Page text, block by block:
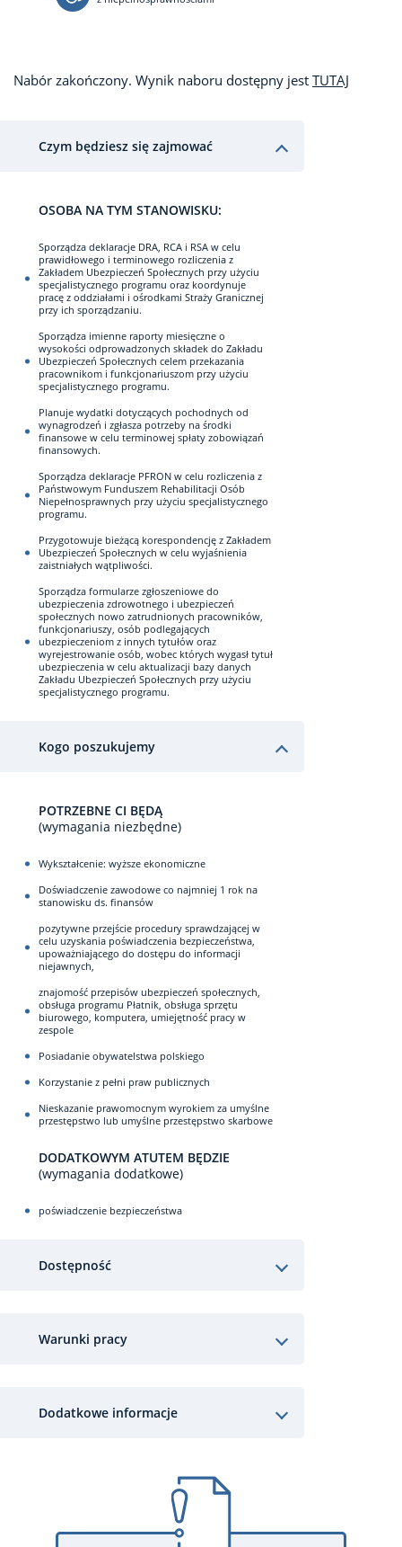
Nabór zakończony. Wynik naboru dostępny jest TUTAJ
Czym będziesz się zajmować
OSOBA NA TYM STANOWISKU:
Sporządza deklaracje DRA, RCA i RSA w celu
prawidłowego i terminowego rozliczenia z
Zakładem Ubezpieczeń Społecznych przy użyciu
specjalistycznego programu oraz koordynuje
pracę z oddziałami i ośrodkami Straży Granicznej
przy ich sporządzaniu.
Sporządza imienne raporty miesięczne o
wysokości odprowadzonych składek do Zakładu
Ubezpieczeń Społecznych celem przekazania
pracownikom i funkcjonariuszom przy użyciu
specjalistycznego programu.
Planuje wydatki dotyczących pochodnych od
wynagrodzeń i zgłasza potrzeby na środki
finansowe w celu terminowej spłaty zobowiązań
finansowych.
Sporządza deklaracje PFRON w celu rozliczenia z
Państwowym Funduszem Rehabilitacji Osób
Niepełnosprawnych przy użyciu specjalistycznego
programu.
Przygotowuje bieżącą korespondencję z Zakładem
Ubezpieczeń Społecznych w celu wyjaśnienia
zaistniałych wątpliwości.
Sporządza formularze zgłoszeniowe do
ubezpieczenia zdrowotnego i ubezpieczeń
społecznych nowo zatrudnionych pracowników,
funkcjonariuszy, osób podlegających
ubezpieczeniom z innych tytułów oraz
wyrejestrowanie osób, wobec których wygasł tytuł
ubezpieczenia w celu aktualizacji bazy danych
Zakładu Ubezpieczeń Społecznych przy użyciu
specjalistycznego programu.
Kogo poszukujemy
POTRZEBNE CI BĘDĄ
(wymagania niezbędne)
Wykształcenie: wyższe ekonomiczne
Doświadczenie zawodowe co najmniej 1 rok na
stanowisku ds. finansów
pozytywne przejście procedury sprawdzającej w
celu uzyskania poświadczenia bezpieczeństwa,
upoważniającego do dostępu do informacji
niejawnych,
znajomość przepisów ubezpieczeń społecznych,
obsługa programu Płatnik, obsługa sprzętu
biurowego, komputera, umiejętność pracy w
zespole
Posiadanie obywatelstwa polskiego
Korzystanie z pełni praw publicznych
Nieskazanie prawomocnym wyrokiem za umyślne
przestępstwo lub umyślne przestępstwo skarbowe
DODATKOWYM ATUTEM BĘDZIE
(wymagania dodatkowe)
poświadczenie bezpieczeństwa
Dostępność
Warunki pracy
Dodatkowe informacje